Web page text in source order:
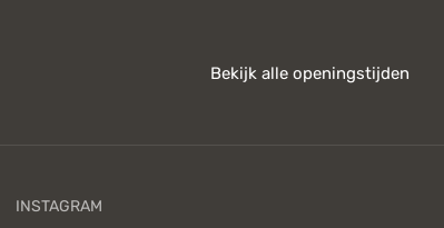
Bekijk alle openingstijden